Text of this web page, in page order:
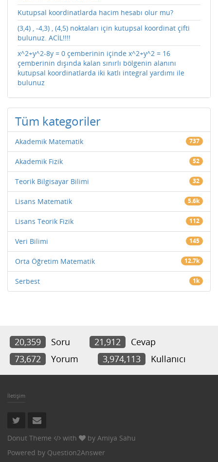
Kutupsal koordinatlarda hacim hesabı olur mu?
(3,4) , -4,3) , (4,5) noktaları için kutupsal koordinat çifti
bulunuz. ACİL!!!!
x^2+y^2-8y = 0 çemberinin içinde x^2+y^2 = 16
çemberinin dışında kalan sınırlı bölgenin alanını
kutupsal koordinatlarda iki katlı integral yardımı ile
bulunuz
Tüm kategoriler
Akademik Matematik 737
Akademik Fizik 52
Teorik Bilgisayar Bilimi 32
Lisans Matematik 5.6k
Lisans Teorik Fizik 112
Veri Bilimi 145
Orta Öğretim Matematik 12.7k
Serbest 1k
20,359 Soru 21,912
Cevap
73,672
Yorum 3,974,113 Kullanıcı
İletişim
Donut Theme with by Amiya Sahu
Powered by Question2Answer